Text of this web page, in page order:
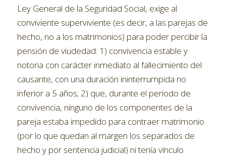
Ley General de la Seguridad Social, exige al
conviviente superviviente (es decir, a las parejas de
hecho, no a los matrimonios) para poder percibir la
pensión de viudedad: 1) convivencia estable y
notoria con carácter inmediato al fallecimiento del
causante, con una duración ininterrumpida no
inferior a 5 años; 2) que, durante el periodo de
convivencia, ninguno de los componentes de la
pareja estaba impedido para contraer matrimonio
(por lo que quedan al margen los separados de
hecho y por sentencia judicial) ni tenía vínculo